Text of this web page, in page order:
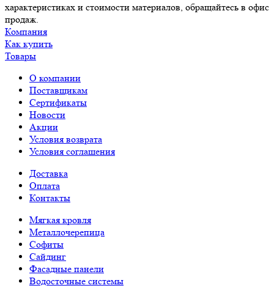
характеристиках и стоимости материалов, обращайтесь в офис
продаж.
Компания
Как купить
Товары
О компании
Поставщикам
Сертификаты
Новости
Акции
Условия возврата
Условия соглашения
Доставка
Оплата
Контакты
Мягкая кровля
Металлочерепица
Софиты
Сайдинг
Фасадные панели
Водосточные системы